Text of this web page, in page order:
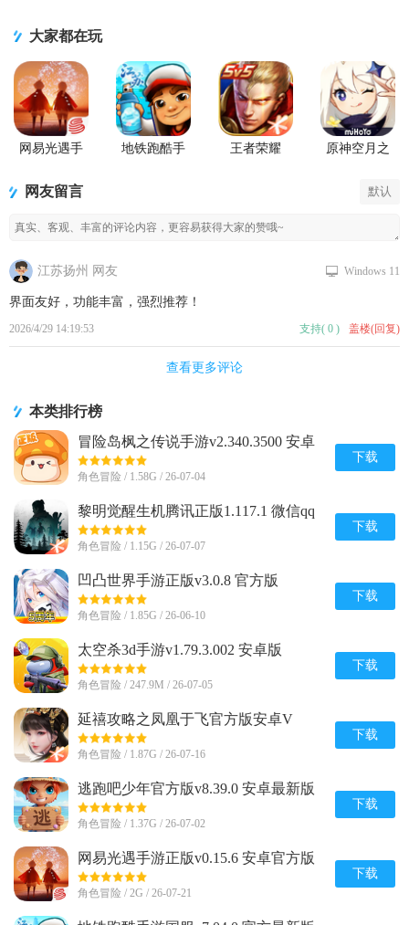
大家都在玩
网易光遇手
地铁跑酷手
王者荣耀
原神空月之
网友留言 默认
江苏扬州 网友
2026/4/29 14:19:53
界面友好，功能丰富，强烈推荐！
Windows 11
支持( 0 ) 盖楼(回复)
查看更多评论
本类排行榜
冒险岛枫之传说手游v2.340.3500 安卓
最新版
角色冒险 / 1.58G / 26-07-04
下载
黎明觉醒生机腾讯正版1.117.1 微信qq
登录版
角色冒险 / 1.15G / 26-07-07
下载
凹凸世界手游正版v3.0.8 官方版
角色冒险 / 1.85G / 26-06-10
下载
太空杀3d手游v1.79.3.002 安卓版
角色冒险 / 247.9M / 26-07-05
下载
延禧攻略之凤凰于飞官方版安卓V
1.0.31最新版
角色冒险 / 1.87G / 26-07-16
下载
逃跑吧少年官方版v8.39.0 安卓最新版
角色冒险 / 1.37G / 26-07-02
下载
网易光遇手游正版v0.15.6 安卓官方版
角色冒险 / 2G / 26-07-21
下载